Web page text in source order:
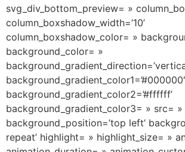
svg_div_bottom_preview= »
column_boxshadow_width=’10’
column_boxshadow_color= »
background_color= »
background_gradient_color1=’#000000′
background_gradient_color2=’#ffffff’
background_gradient_color3= » src= »
background_position=’top left’
repeat’ highlight= » highlight_size= »